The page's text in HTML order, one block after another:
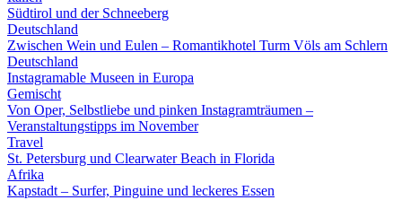
Südtirol und der Schneeberg
Deutschland
Zwischen Wein und Eulen – Romantikhotel Turm Völs am Schlern
Deutschland
Instagramable Museen in Europa
Gemischt
Von Oper, Selbstliebe und pinken Instagramträumen –
Veranstaltungstipps im November
Travel
St. Petersburg und Clearwater Beach in Florida
Afrika
Kapstadt – Surfer, Pinguine und leckeres Essen